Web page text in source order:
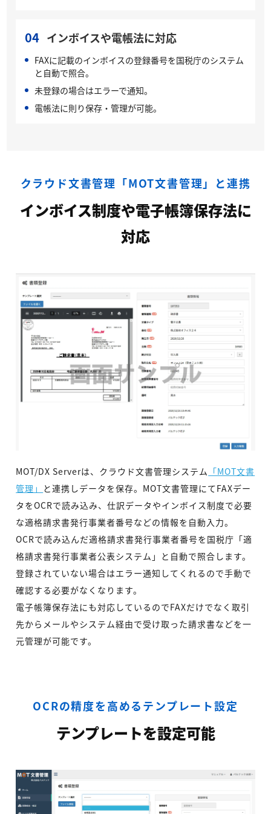
04 インボイスや電帳法に対応
FAXに記載のインボイスの登録番号を国税庁のシステム
と自動で照合。
未登録の場合はエラーで通知。
電帳法に則り保存・管理が可能。
クラウド文書管理「MOT文書管理」と連携
インボイス制度や電子帳簿保存法に
対応
MOT/DX Serverは、クラウド文書管理システム 「MOT文書
管理」
と連携しデータを保存。MOT文書管理にてFAXデー
タをOCRで読み込み、仕訳データやインボイス制度で必要
な適格請求書発行事業者番号などの情報を自動入力。
OCRで読み込んだ適格請求書発行事業者番号を国税庁「適
格請求書発行事業者公表システム」と自動で照合します。
登録されていない場合はエラー通知してくれるので手動で
確認する必要がなくなります。
電子帳簿保存法にも対応しているのでFAXだけでなく取引
先からメールやシステム経由で受け取った請求書などを一
元管理が可能です。
OCRの精度を高めるテンプレート設定
テンプレートを設定可能